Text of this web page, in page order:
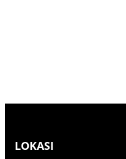
LOKASI